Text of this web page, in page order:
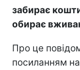
забирає
обирає
Про це
посиланням на